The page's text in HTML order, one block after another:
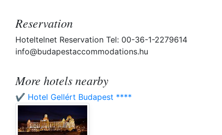
Reservation
Hoteltelnet Reservation Tel: 00-36-1-2279614
info@budapestaccommodations.hu
More hotels nearby
✔️ Hotel Gellért Budapest ****